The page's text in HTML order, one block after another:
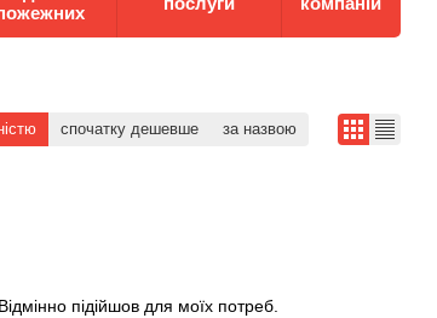
спочатку дешевше за назвою
підійшов для моїх потреб.